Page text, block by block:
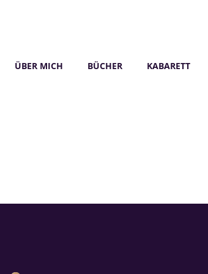
ÜBER MICH BÜCHER KABARETT